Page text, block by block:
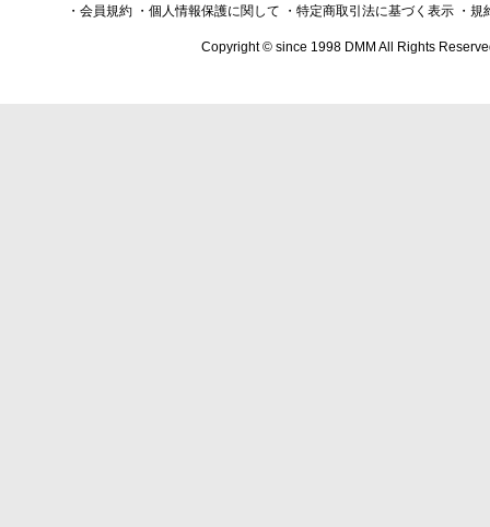
・会員規約 ・個人情報保護に関して ・特定商取引法に基づく表示 ・規
Copyright © since 1998 DMM All Rights